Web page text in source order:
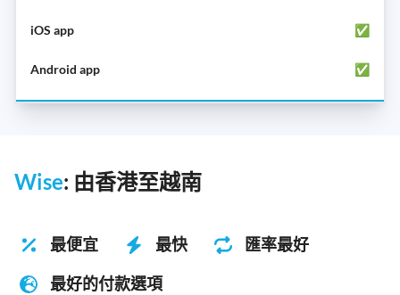
✅
✅
Wise: 由香港至越南
最便宜 最快
匯率最好
最好的付款選項